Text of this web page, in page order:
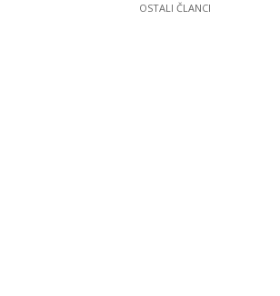
OSTALI ČLANCI